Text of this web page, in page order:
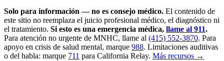
Solo para información — no es consejo médico. El contenido de
este sitio no reemplaza el juicio profesional médico, el diagnóstico ni
el tratamiento. Si esto es una emergencia médica, llame al 911.
Para atención no urgente de MNHC, llame al (415) 552-3870. Para
apoyo en crisis de salud mental, marque 988. Limitaciones auditivas
o del habla: marque 711 para California Relay. Más recursos →